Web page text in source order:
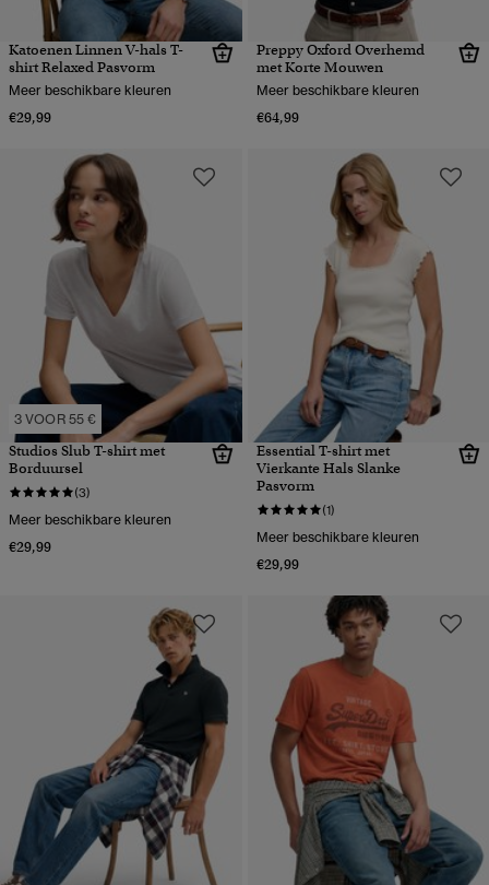
Katoenen Linnen V-hals T-
shirt Relaxed Pasvorm
Meer beschikbare kleuren
€29,99
Preppy Oxford Overhemd
met Korte Mouwen
Meer beschikbare kleuren
€64,99
3 VOOR 55 €
Studios Slub T-shirt met
Borduursel
(3)
Meer beschikbare kleuren
€29,99
Essential T-shirt met
Vierkante Hals Slanke
Pasvorm
(1)
Meer beschikbare kleuren
€29,99